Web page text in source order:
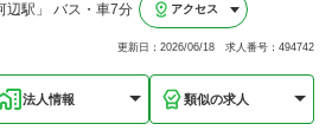
辺駅」 バス・車7分 アクセス
更新日：2026/06/18 求人番号：494742
法人情報 類似の求人